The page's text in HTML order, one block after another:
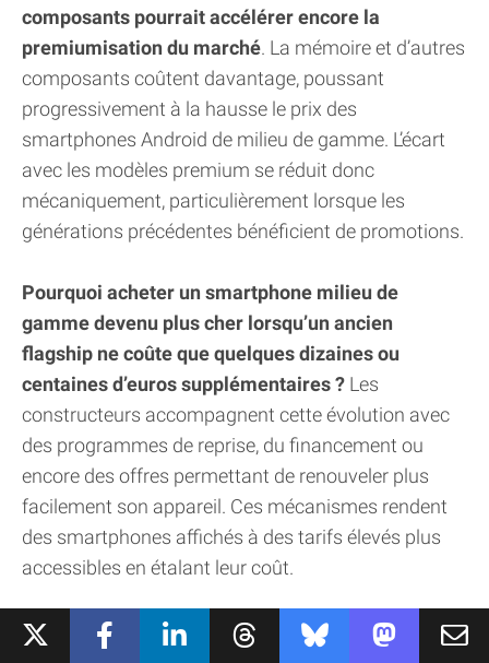
composants pourrait accélérer encore la
premiumisation du marché. La mémoire et d’autres
composants coûtent davantage, poussant
progressivement à la hausse le prix des
smartphones Android de milieu de gamme. L’écart
avec les modèles premium se réduit donc
mécaniquement, particulièrement lorsque les
générations précédentes bénéficient de promotions.
Pourquoi acheter un smartphone milieu de
gamme devenu plus cher lorsqu’un ancien
flagship ne coûte que quelques dizaines ou
centaines d’euros supplémentaires ? Les
constructeurs accompagnent cette évolution avec
des programmes de reprise, du financement ou
encore des offres permettant de renouveler plus
facilement son appareil. Ces mécanismes rendent
des smartphones affichés à des tarifs élevés plus
accessibles en étalant leur coût.
Ces chiffres arrivent surtout à un moment